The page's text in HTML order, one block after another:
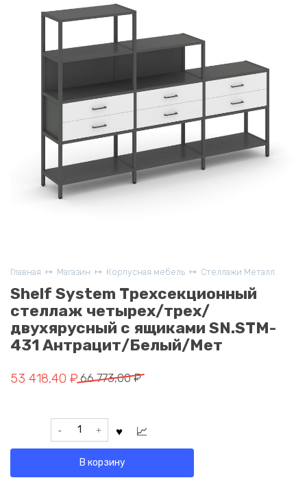
Главная Магазин Корпусная мебель Стеллажи Металл.
Shelf System Трехсекционный
стеллаж четырех/трех/
двухярусный с ящиками SN.STM-
431 Антрацит/Белый/Мет
66 773,00₽
Первоначальная
составляла
773,00 ₽.
53 418,40 ₽
Текущая
418,40 ₽.
Количество
товара
SystemВ корзину